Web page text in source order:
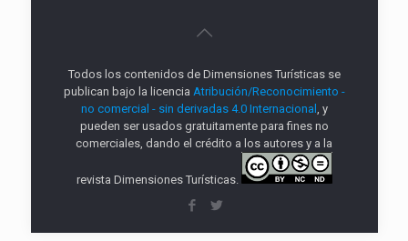
Todos los contenidos de Dimensiones Turísticas se
publican bajo la licencia Atribución/Reconocimiento -
no comercial - sin derivadas 4.0 Internacional , y
pueden ser usados gratuitamente para fines no
comerciales, dando el crédito a los autores y a la
revista Dimensiones Turísticas.